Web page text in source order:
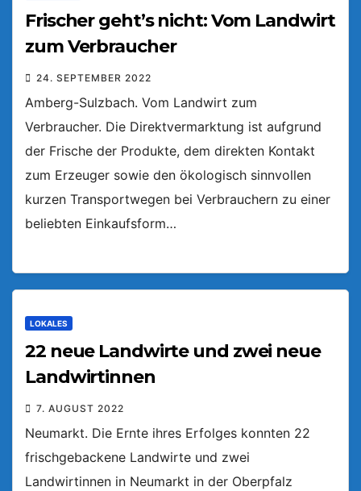
Frischer geht’s nicht: Vom Landwirt
zum Verbraucher
24. SEPTEMBER 2022
Amberg-Sulzbach. Vom Landwirt zum
Verbraucher. Die Direktvermarktung ist aufgrund
der Frische der Produkte, dem direkten Kontakt
zum Erzeuger sowie den ökologisch sinnvollen
kurzen Transportwegen bei Verbrauchern zu einer
beliebten Einkaufsform…
LOKALES
22 neue Landwirte und zwei neue
Landwirtinnen
7. AUGUST 2022
Neumarkt. Die Ernte ihres Erfolges konnten 22
frischgebackene Landwirte und zwei
Landwirtinnen in Neumarkt in der Oberpfalz